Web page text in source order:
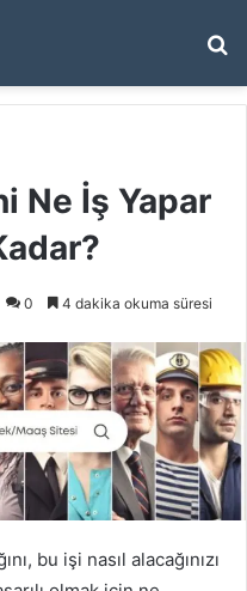
...
Ne İş Yapar
0 4 dakika okuma süresi
bu işi nasıl alacağınızı